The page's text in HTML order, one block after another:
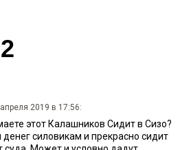
2
2019 в 17:56:
этот Калашников Сидит в Сизо?
денег силовикам и прекрасно сидит